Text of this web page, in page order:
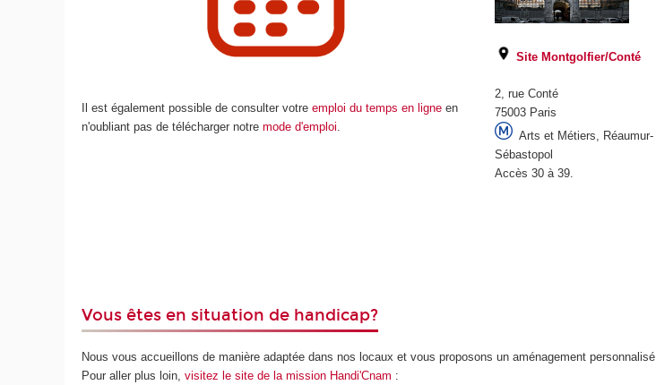
Il est également possible de consulter votreemploi du temps en ligne en
n'oubliant pas de télécharger notremode d'emploi.
Site Montgolfier/Conté
2, rue Conté
75003 Paris
Arts et Métiers, Réaumur-
Sébastopol
Accès 30 à 39.
Vous êtes en situation de handicap?
Nous vous accueillons de manière adaptée dans nos locaux et vous proposons un aménagement personnalisé.
Pour aller plus loin,visitez le site de la mission Handi'Cnam :